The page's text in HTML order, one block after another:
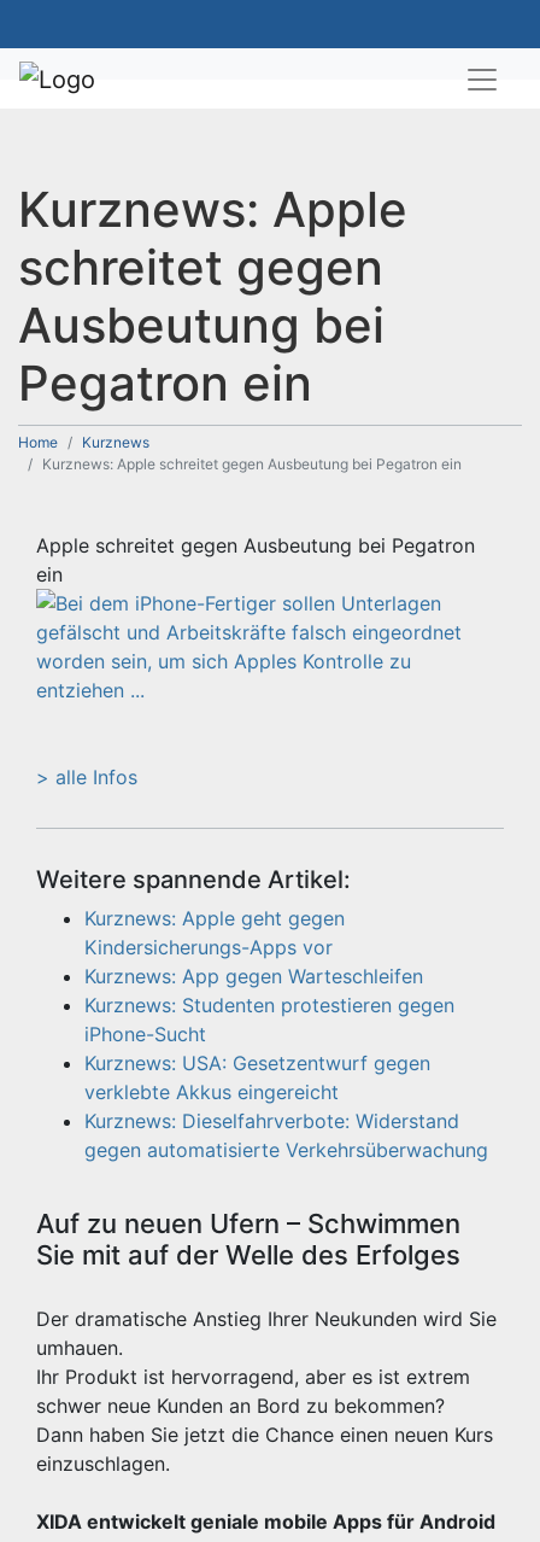
Kurznews: Apple
schreitet gegen
Ausbeutung bei
Pegatron ein
Home
Kurznews
Kurznews: Apple schreitet gegen Ausbeutung bei Pegatron ein
Apple schreitet gegen Ausbeutung bei Pegatron
ein
> alle Infos
Weitere spannende Artikel:
Kurznews: Apple geht gegen
Kindersicherungs-Apps vor
Kurznews: App gegen Warteschleifen
Kurznews: Studenten protestieren gegen
iPhone-Sucht
Kurznews: USA: Gesetzentwurf gegen
verklebte Akkus eingereicht
Kurznews: Dieselfahrverbote: Widerstand
gegen automatisierte Verkehrsüberwachung
Auf zu neuen Ufern – Schwimmen
Sie mit auf der Welle des Erfolges
Der dramatische Anstieg Ihrer Neukunden wird Sie
umhauen.
Ihr Produkt ist hervorragend, aber es ist extrem
schwer neue Kunden an Bord zu bekommen?
Dann haben Sie jetzt die Chance einen neuen Kurs
einzuschlagen.
XIDA entwickelt geniale mobile Apps für Android